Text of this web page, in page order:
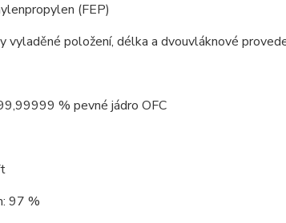
(FEP)
vyladěné položení, délka a dvouvláknové
% pevné jádro OFC
97 %